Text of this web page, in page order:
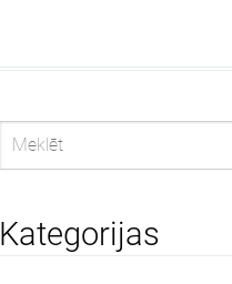
Kategorijas